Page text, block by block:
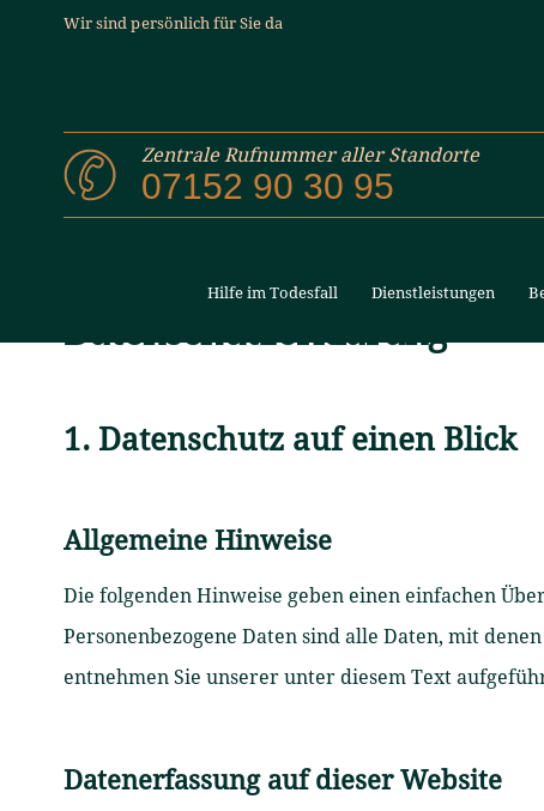
Wir sind persönlich für Sie da
Zentrale Rufnummer aller Standorte
07152 90 30 95
Hilfe im Todesfall Dienstleistungen
Datenschutz­erklärung
1. Datenschutz auf einen Blick
Allgemeine Hinweise
Die folgenden Hinweise geben einen einfachen
Personenbezogene Daten sind alle Daten, mit
entnehmen Sie unserer unter diesem Text
Datenerfassung auf dieser Website